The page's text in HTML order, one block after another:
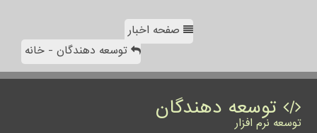
صفحه اخبار
توسعه دهندگان - خانه
توسعه دهندگان
توسعه نرم افزار